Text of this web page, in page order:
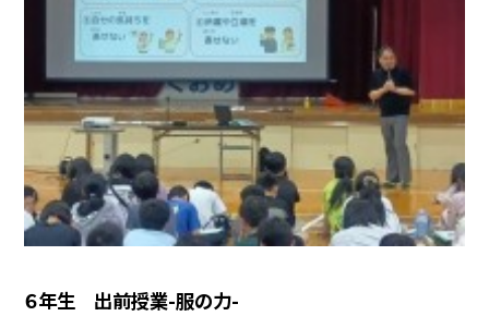
６年生 出前授業-服の力-